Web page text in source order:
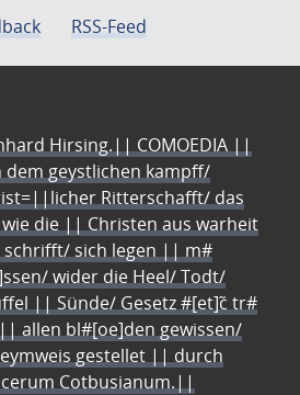
RSS-Feed
Hirsing.|| COMOEDIA ||
dem geystlichen kampff/
Ritterschafft/ das
die || Christen aus warheit
schrifft/ sich legen || m#
wider die Heel/ Todt/
|| Sünde/ Gesetz #[et]c̃ tr#
allen bl#[oe]den gewissen/
gestellet || durch
Cotbusianum.||